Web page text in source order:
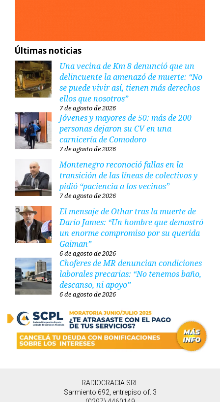
Últimas noticias
Una vecina de Km 8 denunció que un
delincuente la amenazó de muerte: “No
se puede vivir así, tienen más derechos
ellos que nosotros”
7 de agosto de 2026
Jóvenes y mayores de 50: más de 200
personas dejaron su CV en una
carnicería de Comodoro
7 de agosto de 2026
Montenegro reconoció fallas en la
transición de las líneas de colectivos y
pidió “paciencia a los vecinos”
7 de agosto de 2026
El mensaje de Othar tras la muerte de
Darío James: “Un hombre que demostró
un enorme compromiso por su querida
Gaiman”
6 de agosto de 2026
Choferes de MR denuncian condiciones
laborales precarias: “No tenemos baño,
descanso, ni apoyo”
6 de agosto de 2026
RADIOCRACIA SRL
Sarmiento 692, entrepiso of. 3